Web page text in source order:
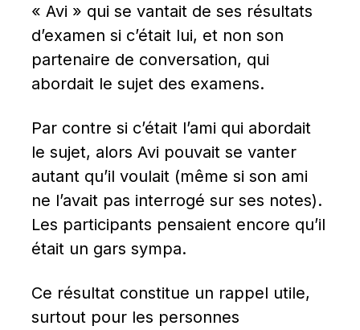
« Avi » qui se vantait de ses résultats
d’examen si c’était lui, et non son
partenaire de conversation, qui
abordait le sujet des examens.
Par contre si c’était l’ami qui abordait
le sujet, alors Avi pouvait se vanter
autant qu’il voulait (même si son ami
ne l’avait pas interrogé sur ses notes).
Les participants pensaient encore qu’il
était un gars sympa.
Ce résultat constitue un rappel utile,
surtout pour les personnes